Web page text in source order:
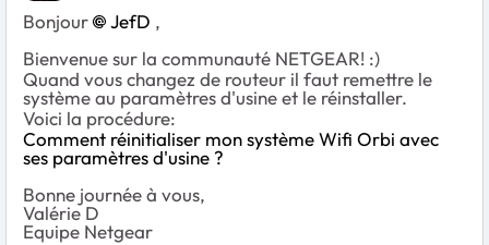
Bonjour JefD ,
Bienvenue sur la communauté NETGEAR! :)
Quand vous changez de routeur il faut remettre le
système au paramètres d'usine et le réinstaller.
Voici la procédure:
Comment réinitialiser mon système Wifi Orbi avec
ses paramètres d'usine ?
Bonne journée à vous,
Valérie D
Equipe Netgear